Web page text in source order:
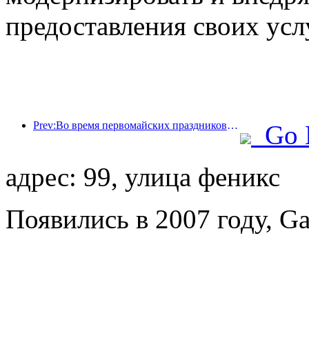
предоставления своих
Prev:Во время первомайских праздников по железной дороге в дельте реки Янцзы было перевезено более 21,38 миллиона пассажиров.
Go
адрес: 99, улица феникс
Появились в 2007 году,